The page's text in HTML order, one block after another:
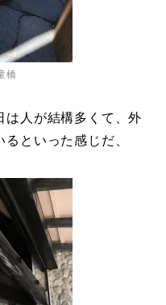
橋
は人が結構多くて、外
といった感じだ、